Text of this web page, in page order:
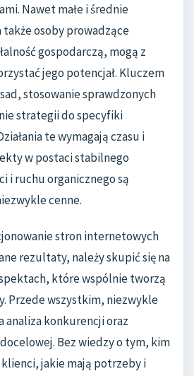
Nawet małe i średnie
osoby prowadzące
gospodarczą, mogą z
jego potencjał. Kluczem
stosowanie sprawdzonych
strategii do specyfiki
te wymagają czasu i
w postaci stabilnego
i ruchu organicznego są
cenne.
stron internetowych
rezultaty, należy skupić się na
które wspólnie tworzą
Przede wszystkim, niezwykle
analiza konkurencji oraz
Bez wiedzy o tym, kim
jakie mają potrzeby i